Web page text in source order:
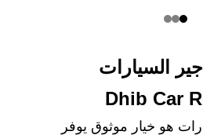
هو خيار موثوق يوفر
السيارات
Dhib Car